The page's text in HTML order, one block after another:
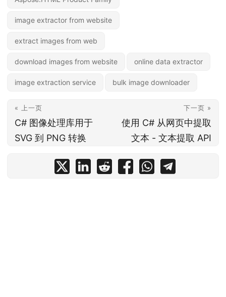
image extractor from website
extract images from web
download images from website online data extractor
image extraction service bulk image downloader
« 上一页
C# 图像处理库用于
SVG 到 PNG 转换
下一页 »
使用 C# 从网页中提取
文本 - 文本提取 API